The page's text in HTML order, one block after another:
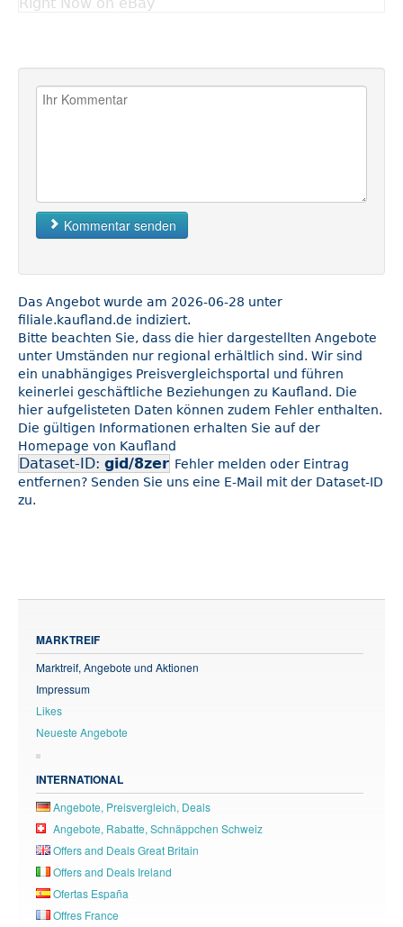
Kommentar senden
Das Angebot wurde am 2026-06-28 unter
filiale.kaufland.de indiziert.
Bitte beachten Sie, dass die hier dargestellten Angebote
unter Umständen nur regional erhältlich sind. Wir sind
ein unabhängiges Preisvergleichsportal und führen
keinerlei geschäftliche Beziehungen zu Kaufland. Die
hier aufgelisteten Daten können zudem Fehler enthalten.
Die gültigen Informationen erhalten Sie auf der
Homepage von Kaufland
Dataset-ID: gid/8zer Fehler melden oder Eintrag
entfernen? Senden Sie uns eine E-Mail mit der Dataset-ID
zu.
MARKTREIF
Marktreif, Angebote und Aktionen
Impressum
Likes
Neueste Angebote
INTERNATIONAL
Angebote, Preisvergleich, Deals
Angebote, Rabatte, Schnäppchen Schweiz
Offers and Deals Great Britain
Offers and Deals Ireland
Ofertas España
Offres France